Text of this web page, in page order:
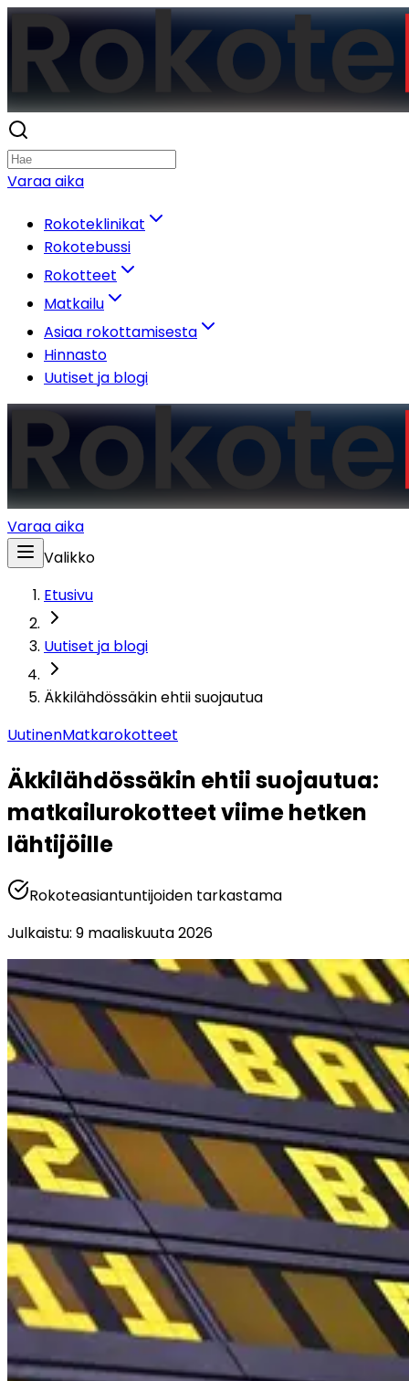
Varaa aika
Rokoteklinikat
Rokotebussi
Rokotteet
Matkailu
Asiaa rokottamisesta
Hinnasto
Uutiset ja blogi
Varaa aika
Valikko
Etusivu
Uutiset ja blogi
Äkkilähdössäkin ehtii suojautua
UutinenMatkarokotteet
Äkkilähdössäkin ehtii suojautua:
matkailurokotteet viime hetken
lähtijöille
Rokoteasiantuntijoiden tarkastama
Julkaistu: 9 maaliskuuta 2026